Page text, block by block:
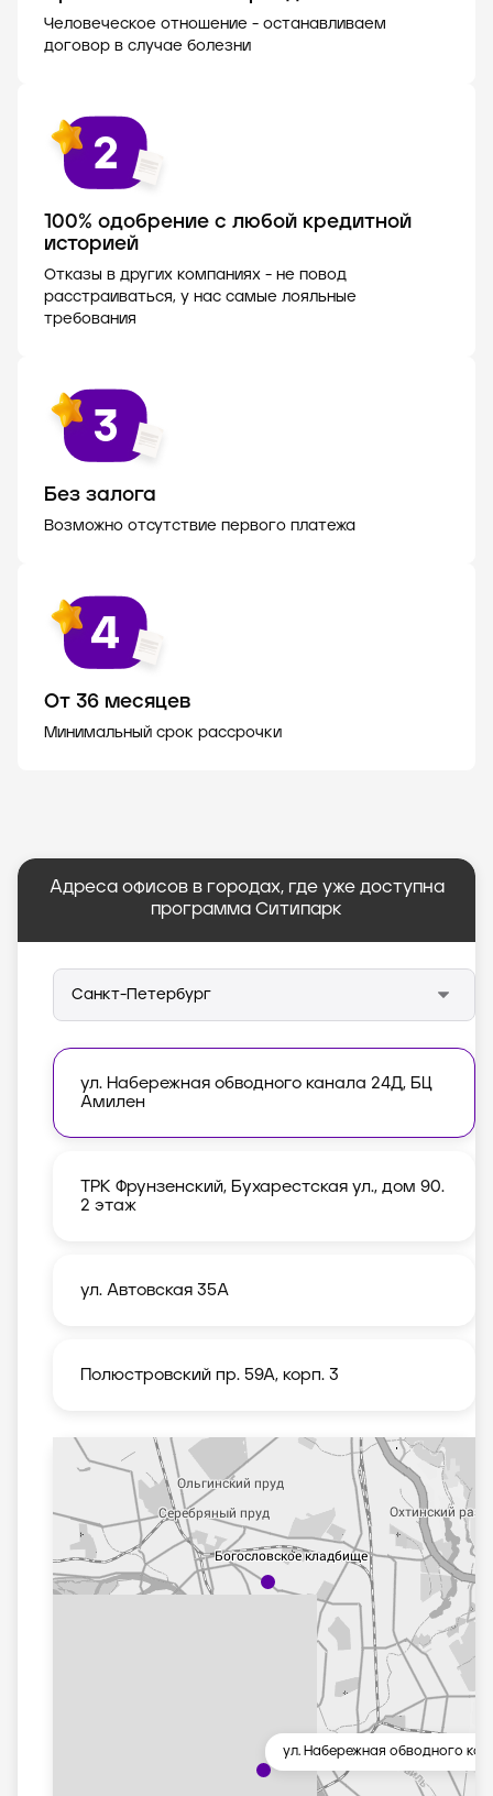
Человеческое отношение - останавливаем
договор в случае болезни
100% одобрение с любой кредитной
историей
Отказы в других компаниях - не повод
расстраиваться, у нас самые лояльные
требования
Без залога
Возможно отсутствие первого платежа
От 36 месяцев
Минимальный срок рассрочки
Адреса офисов в городах, где уже доступна
программа Ситипарк
ул. Набережная обводного канала 24Д, БЦ
Амилен
ТРК Фрунзенский, Бухарестская ул., дом 90.
2 этаж
ул. Автовская 35А
Полюстровский пр. 59А, корп. 3